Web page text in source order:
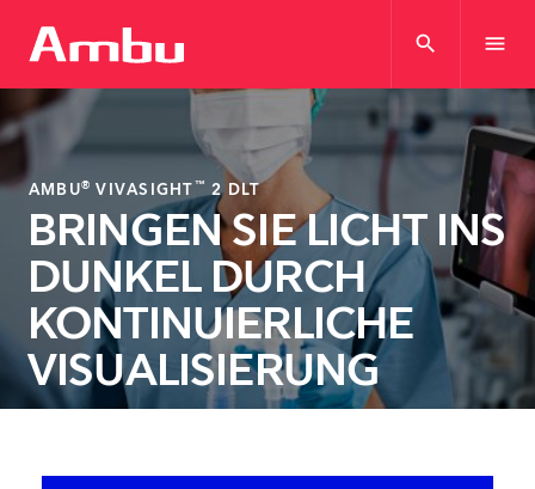
search menu
AMBU® VIVASIGHT™ 2 DLT
BRINGEN SIE LICHT INS
DUNKEL DURCH
KONTINUIERLICHE
VISUALISIERUNG